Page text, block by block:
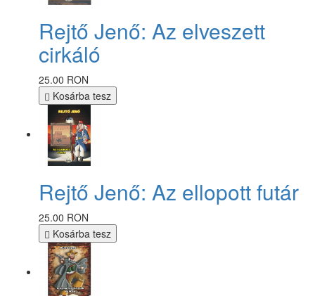
Rejtő Jenő: Az elveszett
cirkáló
25.00 RON
Kosárba tesz
Rejtő Jenő: Az ellopott futár
25.00 RON
Kosárba tesz